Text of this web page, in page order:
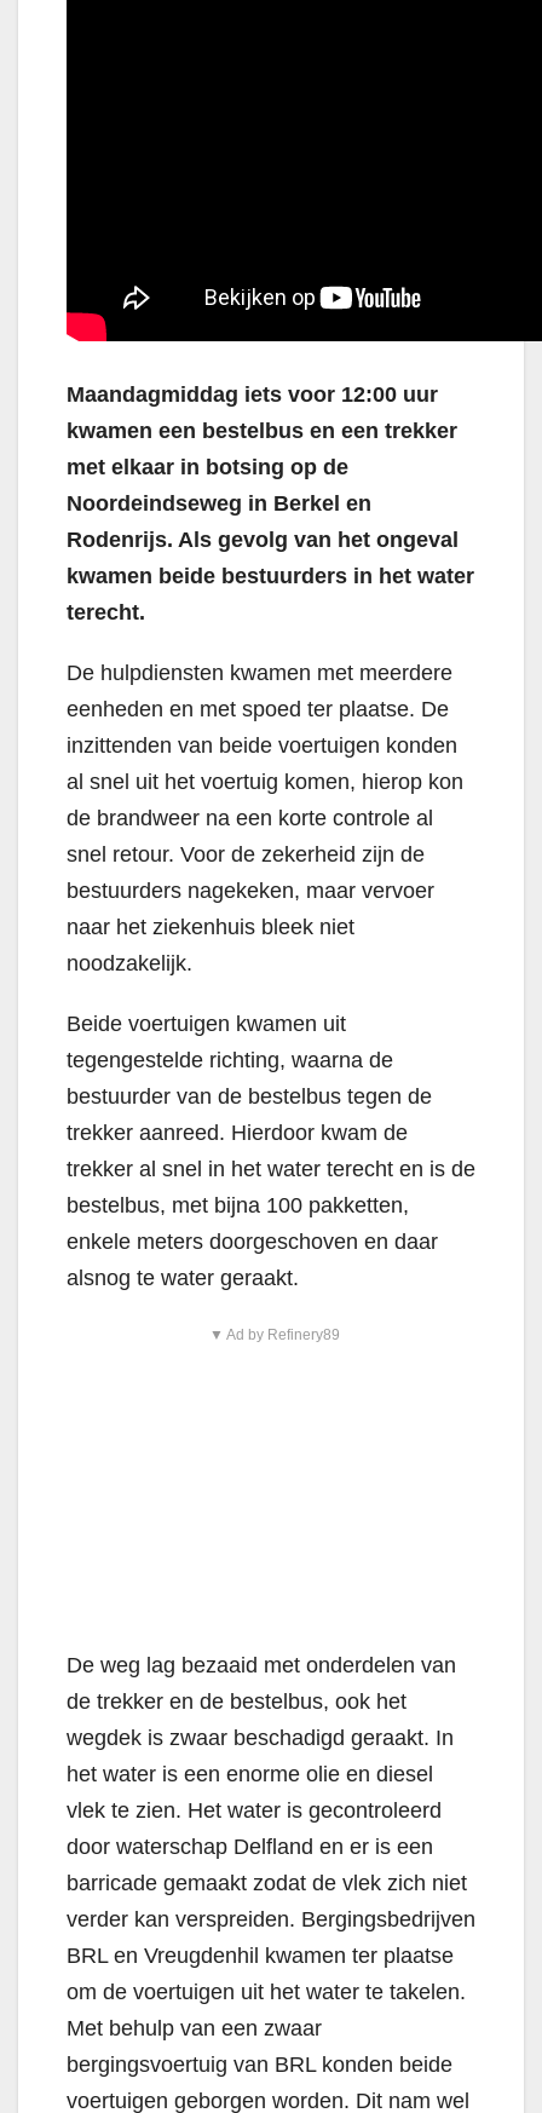
Maandagmiddag iets voor 12:00 uur
kwamen een bestelbus en een trekker
met elkaar in botsing op de
Noordeindseweg in Berkel en
Rodenrijs. Als gevolg van het ongeval
kwamen beide bestuurders in het water
terecht.
De hulpdiensten kwamen met meerdere
eenheden en met spoed ter plaatse. De
inzittenden van beide voertuigen konden
al snel uit het voertuig komen, hierop kon
de brandweer na een korte controle al
snel retour. Voor de zekerheid zijn de
bestuurders nagekeken, maar vervoer
naar het ziekenhuis bleek niet
noodzakelijk.
Beide voertuigen kwamen uit
tegengestelde richting, waarna de
bestuurder van de bestelbus tegen de
trekker aanreed. Hierdoor kwam de
trekker al snel in het water terecht en is de
bestelbus, met bijna 100 pakketten,
enkele meters doorgeschoven en daar
alsnog te water geraakt.
▼ Ad by Refinery89
De weg lag bezaaid met onderdelen van
de trekker en de bestelbus, ook het
wegdek is zwaar beschadigd geraakt. In
het water is een enorme olie en diesel
vlek te zien. Het water is gecontroleerd
door waterschap Delfland en er is een
barricade gemaakt zodat de vlek zich niet
verder kan verspreiden. Bergingsbedrijven
BRL en Vreugdenhil kwamen ter plaatse
om de voertuigen uit het water te takelen.
Met behulp van een zwaar
bergingsvoertuig van BRL konden beide
voertuigen geborgen worden. Dit nam wel